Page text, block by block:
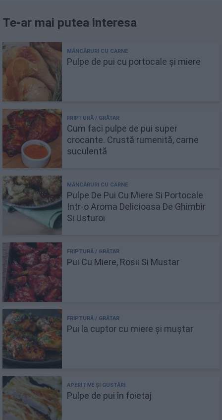
Te-ar mai putea interesa
Pulpe de pui cu portocale și miere
Cum faci pulpe de pui super
crocante. Crustă rumenită, carne
suculentă
Pulpe De Pui Cu Miere Si Portocale
Intr-o Aroma Delicioasa De Ghimbir
Si Usturoi
Pui Cu Miere, Rosii Si Mustar
Pui la cuptor cu miere și muștar
Pulpe de pui în foietaj